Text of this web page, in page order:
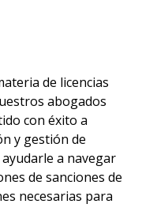
de licencias
abogados
con éxito a
y gestión de
ayudarle a navegar
de sanciones de
necesarias para